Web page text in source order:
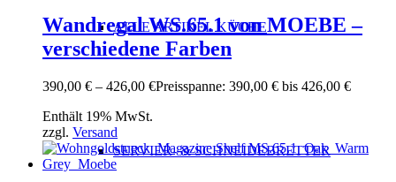
ALLE ARTIKEL KÜCHE
SERVIER- & SCHNEIDEBRETTER
Wandregal WS.65.1 von MOEBE –
verschiedene Farben
390,00 € – 426,00 €Preisspanne: 390,00 € bis 426,00 €
Enthält 19% MwSt.
zzgl. Versand